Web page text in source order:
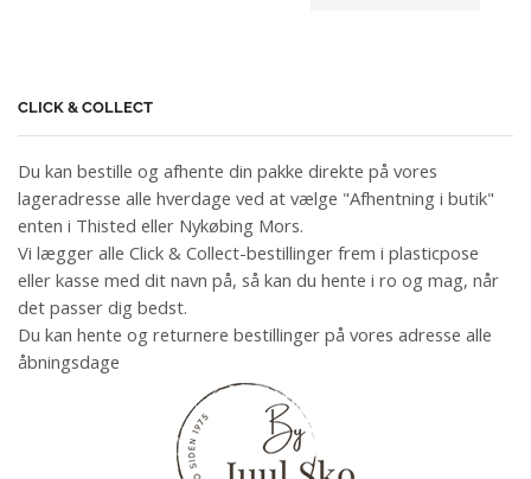
CLICK & COLLECT
Du kan bestille og afhente din pakke direkte på vores
lageradresse alle hverdage ved at vælge "Afhentning i butik"
enten i Thisted eller Nykøbing Mors.
Vi lægger alle Click & Collect-bestillinger frem i plasticpose
eller kasse med dit navn på, så kan du hente i ro og mag, når
det passer dig bedst.
Du kan hente og returnere bestillinger på vores adresse alle
åbningsdage